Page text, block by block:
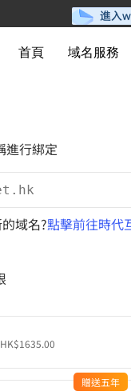
首頁 域名服務
進行綁定
域名?點擊前往時代
HK$1635.00
贈送五年